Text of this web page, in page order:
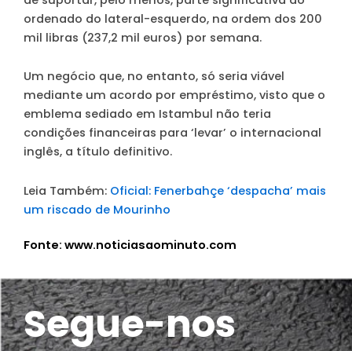
ordenado do lateral-esquerdo, na ordem dos 200
mil libras (237,2 mil euros) por semana.
Um negócio que, no entanto, só seria viável
mediante um acordo por empréstimo, visto que o
emblema sediado em Istambul não teria
condições financeiras para ‘levar’ o internacional
inglês, a título definitivo.
Leia Também: Oficial: Fenerbahçe ‘despacha’ mais
um riscado de Mourinho
Fonte: www.noticiasaominuto.com
Segue-nos